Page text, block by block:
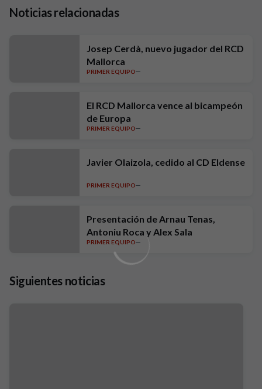
Noticias relacionadas
Josep Cerdà, nuevo jugador del RCD
Mallorca
PRIMER EQUIPO
El RCD Mallorca vence al bicampeón
de Europa
PRIMER EQUIPO
Javier Olaizola, cedido al CD Eldense
PRIMER EQUIPO
Presentación de Arnau Tenas,
Antoniu Roca y Alex Sala
PRIMER EQUIPO
Siguientes noticias